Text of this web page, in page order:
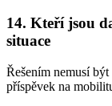
14. Kteří jsou
situace
Řešením nemusí
příspěvek na